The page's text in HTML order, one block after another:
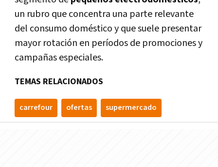
un rubro que concentra una parte relevante
del consumo doméstico y que suele presentar
mayor rotación en períodos de promociones y
campañas especiales.
TEMAS RELACIONADOS
carrefour ofertas supermercado